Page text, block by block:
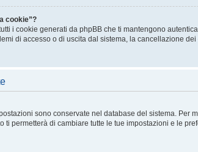
cookie”?
i cookie generati da phpBB che ti mantengono
di accesso o di uscita dal sistema, la cancellazione
sono conservate nel database del sistema.
ti permetterà di cambiare tutte le tue impostazioni e le